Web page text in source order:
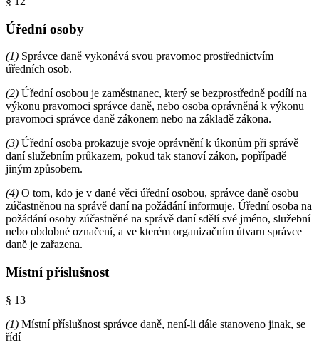
Úřední osoby
(1) Správce daně vykonává svou pravomoc prostřednictvím
úředních osob.
(2) Úřední osobou je zaměstnanec, který se bezprostředně podílí na
výkonu pravomoci správce daně, nebo osoba oprávněná k výkonu
pravomoci správce daně zákonem nebo na základě zákona.
(3) Úřední osoba prokazuje svoje oprávnění k úkonům při správě
daní služebním průkazem, pokud tak stanoví zákon, popřípadě
jiným způsobem.
(4) O tom, kdo je v dané věci úřední osobou, správce daně osobu
zúčastněnou na správě daní na požádání informuje. Úřední osoba na
požádání osoby zúčastněné na správě daní sdělí své jméno, služební
nebo obdobné označení, a ve kterém organizačním útvaru správce
daně je zařazena.
Místní příslušnost
§ 13
(1) Místní příslušnost správce daně, není-li dále stanoveno jinak, se
řídí